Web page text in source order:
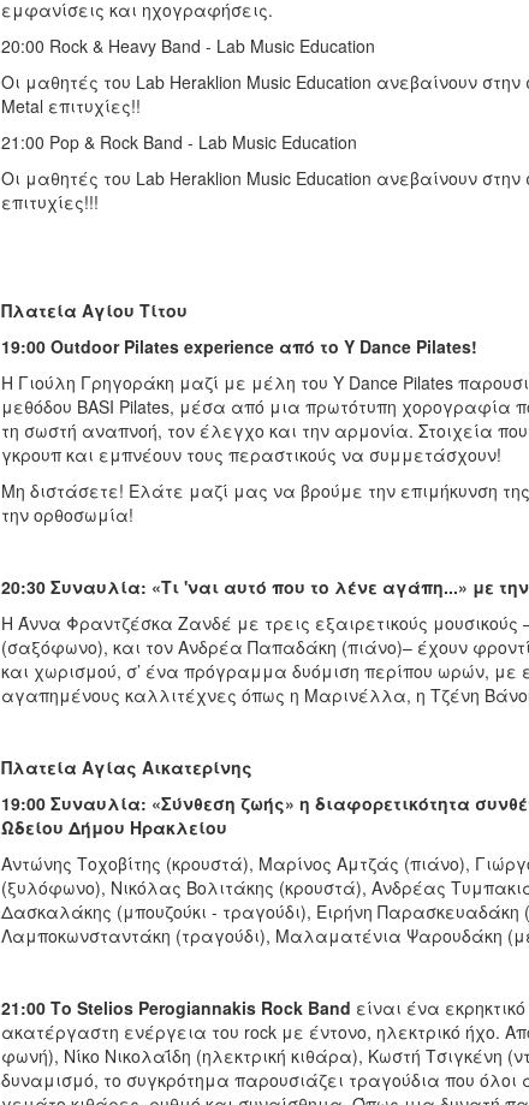
εμφανίσεις και ηχογραφήσεις.
20:00 Rock & Heavy Band - Lab Music Education
Οι μαθητές του Lab Heraklion Music Education ανεβαίνουν
Metal επιτυχίες!!
21:00 Pop & Rock Band - Lab Music Education
Οι μαθητές του Lab Heraklion Music Education ανεβαίνουν
επιτυχίες!!!
Πλατεία Αγίου Τίτου
19:00 Outdoor Pilates experience από το Y Dance Pilates!
Η Γιούλη Γρηγοράκη μαζί με μέλη του Y Dance Pilates
μεθόδου BASI Pilates, μέσα από μια πρωτότυπη χορογραφία
τη σωστή αναπνοή, τον έλεγχο και την αρμονία. Στοιχεία
γκρουπ και εμπνέουν τους περαστικούς να συμμετάσχουν!
Μη διστάσετε! Ελάτε μαζί μας να βρούμε την επιμήκυνση
την ορθοσωμία!
20:30 Συναυλία: «Τι 'ναι αυτό που το λένε αγάπη...» με
Η Άννα Φραντζέσκα Ζανδέ με τρεις εξαιρετικούς
(σαξόφωνο), και τον Ανδρέα Παπαδάκη (πιάνο)– έχουν
και χωρισμού, σ’ ένα πρόγραμμα δυόμιση περίπου ωρών,
αγαπημένους καλλιτέχνες όπως η Μαρινέλλα, η Τζένη
Πλατεία Αγίας Αικατερίνης
19:00 Συναυλία: «Σύνθεση ζωής» η διαφορετικότητα
Ωδείου Δήμου Ηρακλείου
Αντώνης Τοχοβίτης (κρουστά), Μαρίνος Αμτζάς (πιάνο),
(ξυλόφωνο), Νικόλας Βολιτάκης (κρουστά), Ανδρέας
Δασκαλάκης (μπουζούκι - τραγούδι), Ειρήνη
Λαμποκωνσταντάκη (τραγούδι), Μαλαματένια Ψαρουδάκη
21:00 Το Stelios Perogiannakis Rock Band είναι ένα
ακατέργαστη ενέργεια του rock με έντονο, ηλεκτρικό ήχο.
φωνή), Νίκο Νικολαΐδη (ηλεκτρική κιθάρα), Κωστή Τσιγκένη
δυναμισμό, το συγκρότημα παρουσιάζει τραγούδια που